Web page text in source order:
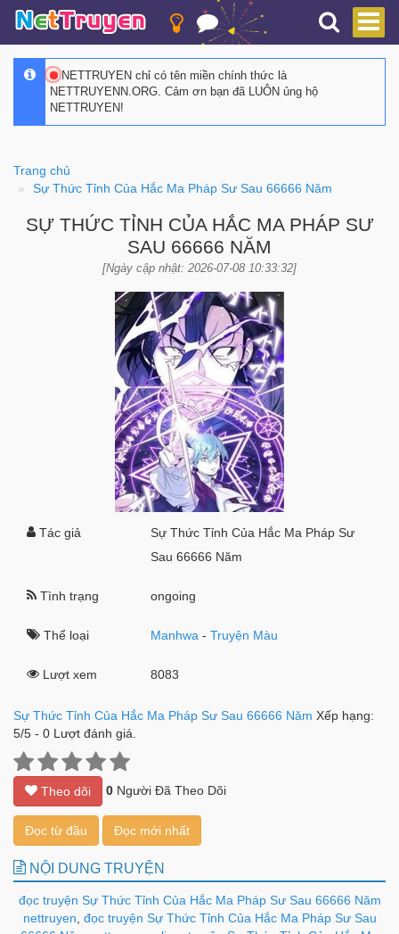
NETTRUYEN chỉ có tên miền chính thức là
NETTRUYENN.ORG. Cảm ơn bạn đã LUÔN ủng hộ
NETTRUYEN!
Trang chủ
Sự Thức Tỉnh Của Hắc Ma Pháp Sư Sau 66666 Năm
SỰ THỨC TỈNH CỦA HẮC MA PHÁP SƯ
SAU 66666 NĂM
[Ngày cập nhật: 2026-07-08 10:33:32]
Tác giả
Sự Thức Tỉnh Của Hắc Ma Pháp Sư
Sau 66666 Năm
Tình trạng ongoing
Thể loại Manhwa -Truyện Màu
Lượt xem 8083
Sự Thức Tỉnh Của Hắc Ma Pháp Sư Sau 66666 Năm Xếp hạng:
5/5 - 0 Lượt đánh giá.
Theo dõi 0 Người Đã Theo Dõi
Đọc từ đầu Đọc mới nhất
NỘI DUNG TRUYỆN
đọc truyện Sự Thức Tỉnh Của Hắc Ma Pháp Sư Sau 66666 Năm
nettruyen đọc truyện Sự Thức Tỉnh Của Hắc Ma Pháp Sư Sau